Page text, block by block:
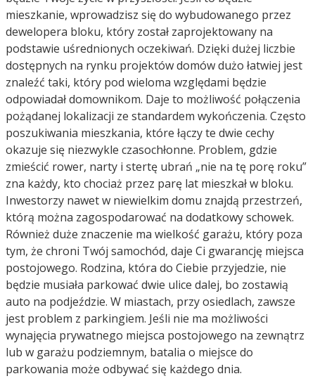
mieszkanie, wprowadzisz się do wybudowanego przez
dewelopera bloku, który został zaprojektowany na
podstawie uśrednionych oczekiwań. Dzięki dużej liczbie
dostępnych na rynku projektów domów dużo łatwiej jest
znaleźć taki, który pod wieloma względami będzie
odpowiadał domownikom. Daje to możliwość połączenia
pożądanej lokalizacji ze standardem wykończenia. Często
poszukiwania mieszkania, które łączy te dwie cechy
okazuje się niezwykle czasochłonne. Problem, gdzie
zmieścić rower, narty i stertę ubrań „nie na tę porę roku”
zna każdy, kto chociaż przez parę lat mieszkał w bloku.
Inwestorzy nawet w niewielkim domu znajdą przestrzeń,
którą można zagospodarować na dodatkowy schowek.
Również duże znaczenie ma wielkość garażu, który poza
tym, że chroni Twój samochód, daje Ci gwarancję miejsca
postojowego. Rodzina, która do Ciebie przyjedzie, nie
będzie musiała parkować dwie ulice dalej, bo zostawią
auto na podjeździe. W miastach, przy osiedlach, zawsze
jest problem z parkingiem. Jeśli nie ma możliwości
wynajęcia prywatnego miejsca postojowego na zewnątrz
lub w garażu podziemnym, batalia o miejsce do
parkowania może odbywać się każdego dnia.